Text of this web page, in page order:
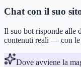
Chat con il suo
Il suo bot risponde alle
contenuti reali — con
Dove avviene la